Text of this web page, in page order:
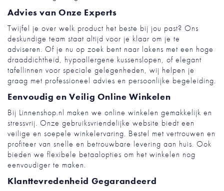
Advies van Onze Experts
Twijfel je over welk product het beste bij jou past? Ons
deskundige team staat altijd voor je klaar om je te
adviseren. Of je nu op zoek bent naar lakens met een hoge
draaddichtheid, hypoallergene kussenslopen, of elegant
tafellinnen voor speciale gelegenheden, wij helpen je
graag met professioneel advies en persoonlijke begeleiding.
Eenvoudig en Veilig Online Winkelen
Bij Linnenshop.nl maken we online winkelen gemakkelijk en
stressvrij. Onze gebruiksvriendelijke website biedt een
veilige en soepele winkelervaring. Bestel met vertrouwen en
profiteer van snelle en betrouwbare levering aan huis. Ook
bieden we flexibele betaalopties om het winkelen nog
eenvoudiger te maken.
Klanttevredenheid Gegarandeerd